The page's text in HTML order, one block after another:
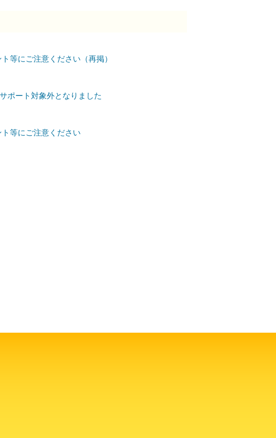
等にご注意ください（再掲）
ポート対象外となりました
等にご注意ください